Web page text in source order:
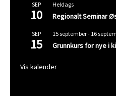
SEP
10
Heldags
Regionalt Seminar
SEP
15
15 september- 16
Grunnkurs for nye i
Vis kalender